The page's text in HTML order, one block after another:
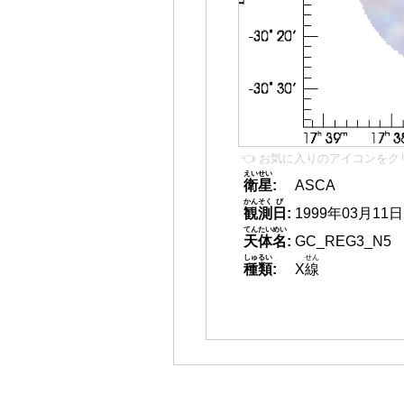
👈 お気に入りのアイコンをク
衛星
えいせい
:
ASCA
観測
かんそく
日
び
: 1999年03月11日
天体名
てんたいめい
: GC_REG3_N5
種類
しゅるい
: X線
せん